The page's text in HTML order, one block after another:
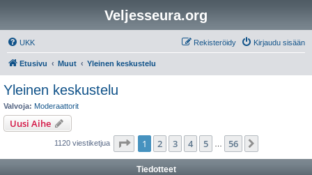
Veljesseura.org
UKK Kirjaudu sisään
Rekisteröidy
Etusivu Muut Yleinen keskustelu
Yleinen keskustelu
Valvoja: Moderaattorit
Uusi Aihe
1120 viestiketjua Sivu /56
1 2 3 4 5 56
Tiedotteet